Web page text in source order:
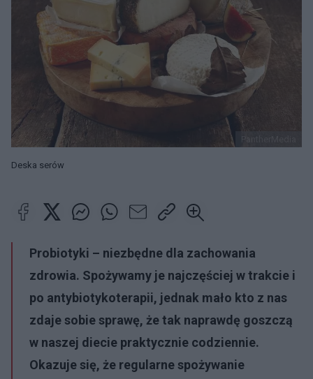
Deska serów
Probiotyki – niezbędne dla zachowania
zdrowia. Spożywamy je najczęściej w trakcie i
po antybiotykoterapii, jednak mało kto z nas
zdaje sobie sprawę, że tak naprawdę goszczą
w naszej diecie praktycznie codziennie.
Okazuje się, że regularne spożywanie